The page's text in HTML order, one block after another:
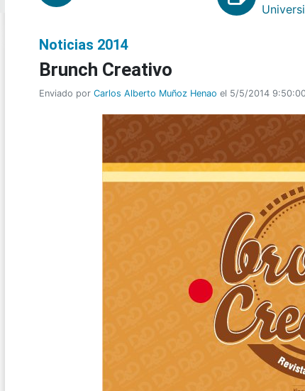
Noticias 2014
Brunch Creativo
Enviado por Carlos Alberto Muñoz Henao el 5/5/2014